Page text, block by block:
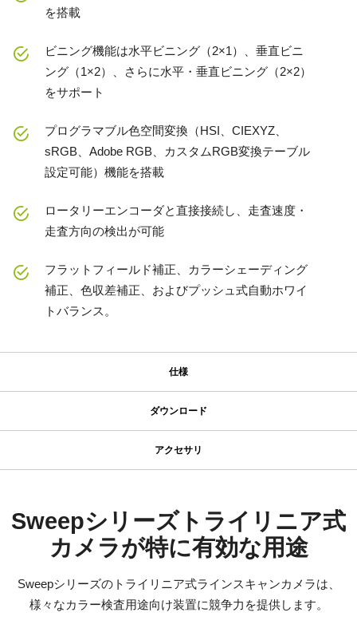
を搭載
ビニング機能は水平ビニング（2×1）、垂直ビニ
ング（1×2）、さらに水平・垂直ビニング（2×2）
をサポート
プログラマブル色空間変換（HSI、CIEXYZ、
sRGB、Adobe RGB、カスタムRGB変換テーブル
設定可能）機能を搭載
ロータリーエンコーダと直接接続し、走査速度・
走査方向の検出が可能
フラットフィールド補正、カラーシェーディング
補正、色収差補正、およびプッシュ式自動ホワイ
トバランス。
仕様
カメラタイプ
ラインスキャン
カラー／モノクロ
カラー
ダウンロード
マニュアル - SW-4000TL-PMCL
データシート - SW-4000TL-PMCL
ソフトウェア
アクセサリ
055シリーズ
JAIカメラ専用 ACアダプタ VA-055シリーズ
ご注文の際にはBもしくはFをご指定ください。
Sweepシリーズトライリニア式
カメラが特に有効な用途
Sweepシリーズのトライリニア式ラインスキャンカメラは、
様々なカラー検査用途向け装置に競争力を提供します。